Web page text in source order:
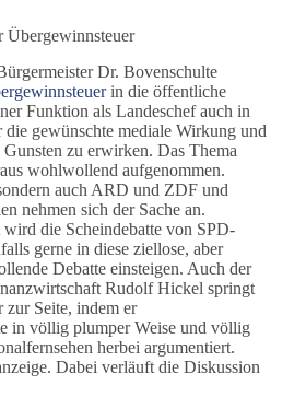
Übergewinnsteuer
Dr. Bovenschulte
in die öffentliche
Funktion als Landeschef auch in
gewünschte mediale Wirkung und
zu erwirken. Das Thema
wohlwollend aufgenommen.
auch ARD und ZDF und
nehmen sich der Sache an.
die Scheindebatte von SPD-
gerne in diese ziellose, aber
Debatte einsteigen. Auch der
Rudolf Hickel springt
zur Seite, indem er
in völlig plumper Weise und völlig
herbei argumentiert.
Dabei verläuft die Diskussion